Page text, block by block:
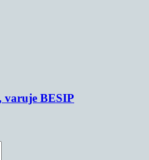
varuje BESIP